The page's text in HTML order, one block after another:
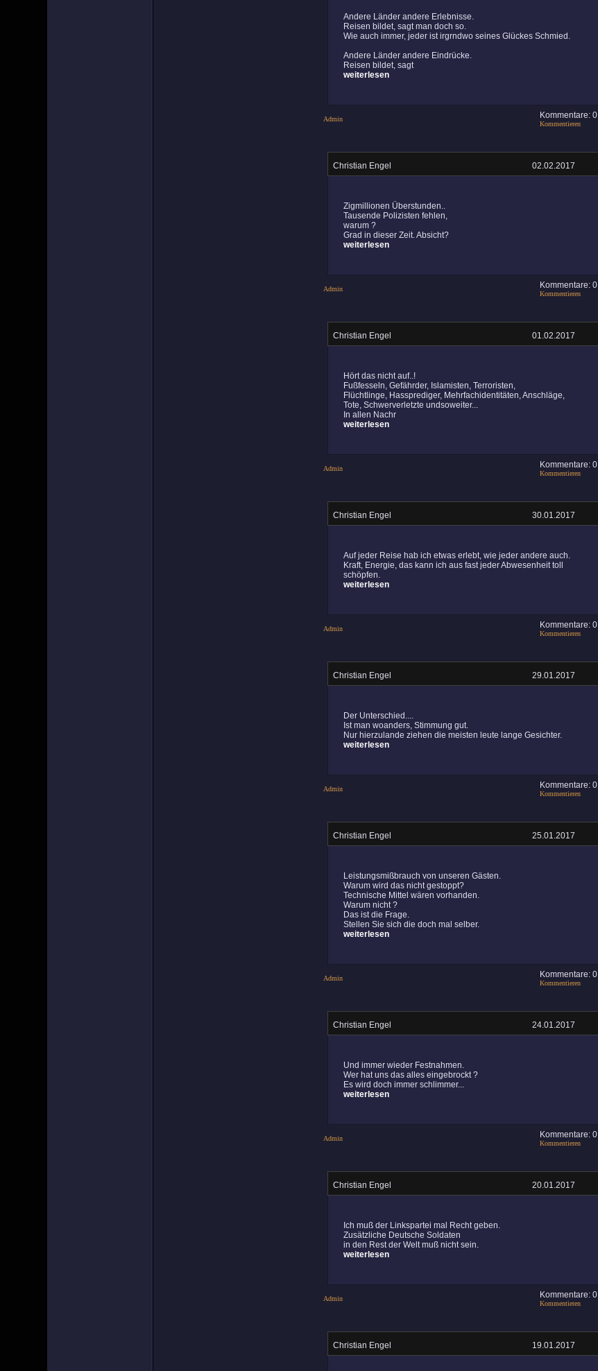
Andere Länder andere Erlebnisse.
Reisen bildet, sagt man doch so.
Wie auch immer, jeder ist irgrndwo seines Glückes Schmied.
Andere Länder andere Eindrücke.
Reisen bildet, sagt
weiterlesen
Admin Kommentare: 0
Kommentieren
Christian Engel 02.02.2017
Zigmillionen Überstunden..
Tausende Polizisten fehlen,
warum ?
Grad in dieser Zeit. Absicht?
weiterlesen
Admin Kommentare: 0
Kommentieren
Christian Engel 01.02.2017
Hört das nicht auf..!
Fußfesseln, Gefährder, Islamisten, Terroristen,
Flüchtlinge, Hassprediger, Mehrfachidentitäten, Anschläge,
Tote, Schwerverletzte undsoweiter...
In allen Nachr
weiterlesen
Admin Kommentare: 0
Kommentieren
Christian Engel 30.01.2017
Auf jeder Reise hab ich etwas erlebt, wie jeder andere auch.
Kraft, Energie, das kann ich aus fast jeder Abwesenheit toll
schöpfen.
weiterlesen
Admin Kommentare: 0
Kommentieren
Christian Engel 29.01.2017
Der Unterschied....
Ist man woanders, Stimmung gut.
Nur hierzulande ziehen die meisten leute lange Gesichter.
weiterlesen
Admin Kommentare: 0
Kommentieren
Christian Engel 25.01.2017
Leistungsmißbrauch von unseren Gästen.
Warum wird das nicht gestoppt?
Technische Mittel wären vorhanden.
Warum nicht ?
Das ist die Frage.
Stellen Sie sich die doch mal selber.
weiterlesen
Admin Kommentare: 0
Kommentieren
Christian Engel 24.01.2017
Und immer wieder Festnahmen.
Wer hat uns das alles eingebrockt ?
Es wird doch immer schlimmer...
weiterlesen
Admin Kommentare: 0
Kommentieren
Christian Engel 20.01.2017
Ich muß der Linkspartei mal Recht geben.
Zusätzliche Deutsche Soldaten
in den Rest der Welt muß nicht sein.
weiterlesen
Admin Kommentare: 0
Kommentieren
Christian Engel 19.01.2017